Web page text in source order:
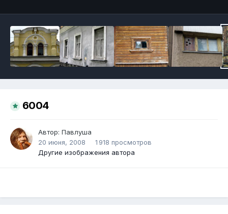
6004
Автор: Павлуша
20 июня, 2008
1 918 просмотров
Другие изображения автора